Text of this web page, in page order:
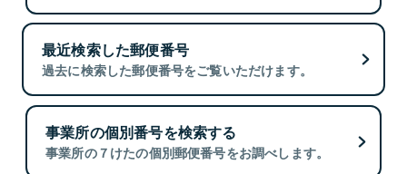
最近検索した郵便番号
過去に検索した郵便番号をご覧いただけます。
事業所の個別番号を検索する
事業所の７けたの個別郵便番号をお調べします。